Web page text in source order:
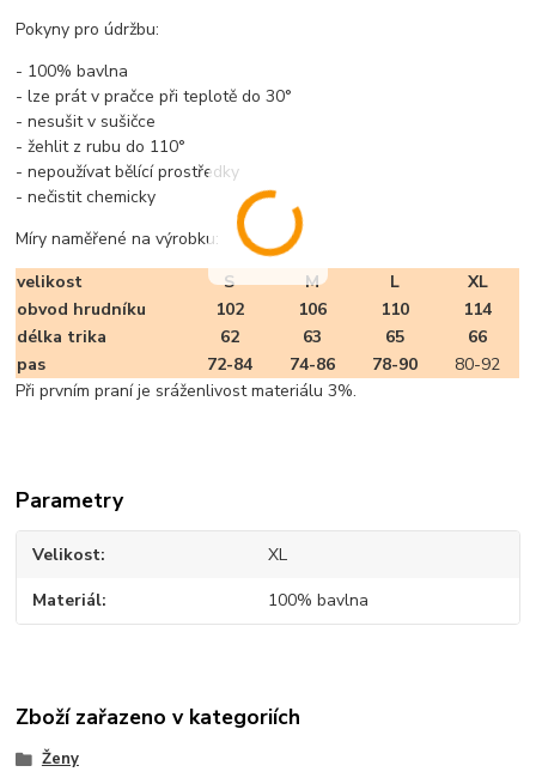
Pokyny pro údržbu:
- 100% bavlna
- lze prát v pračce při teplotě do 30°
- nesušit v sušičce
- žehlit z rubu do 110°
- nepoužívat bělící prostředky
- nečistit chemicky
Míry naměřené na výrobku:
velikost
S M L
XL
obvod hrudníku
102 106 110
114
délka trika
62 63 65
66
pas
72-84 74-86 78-90
80-92
Při prvním praní je sráženlivost materiálu 3%.
Parametry
Velikost XL
Materiál 100% bavlna
Zboží zařazeno v kategoriích
Ženy